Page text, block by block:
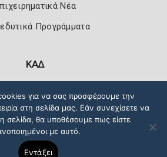
Νέα
Προγράμματα
ΚΑΔ
Ασφάλειας Όροι Χρήσης
για να σας προσφέρουμε την
στη σελίδα μας. Εάν συνεχίσετε να
σελίδα, θα υποθέσουμε πως είστε
με αυτό.
Εντάξει